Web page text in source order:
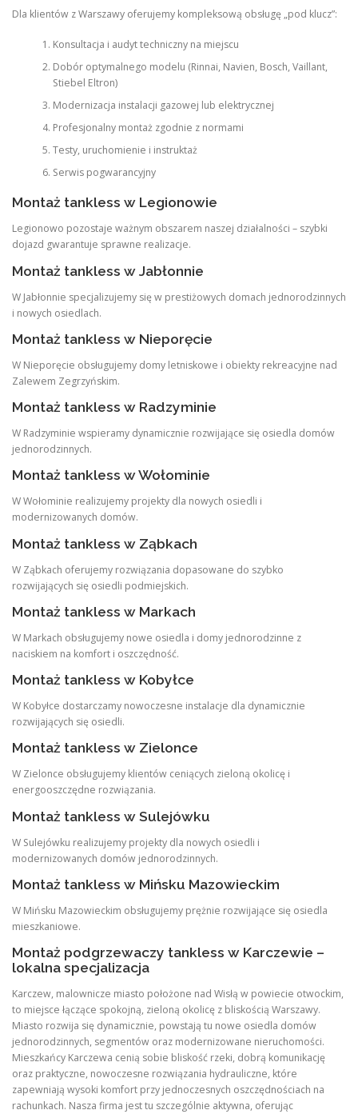
Dla klientów z Warszawy oferujemy kompleksową obsługę „pod klucz”:
Konsultacja i audyt techniczny na miejscu
Dobór optymalnego modelu (Rinnai, Navien, Bosch, Vaillant,
Stiebel Eltron)
Modernizacja instalacji gazowej lub elektrycznej
Profesjonalny montaż zgodnie z normami
Testy, uruchomienie i instruktaż
Serwis pogwarancyjny
Montaż tankless w Legionowie
Legionowo pozostaje ważnym obszarem naszej działalności – szybki
dojazd gwarantuje sprawne realizacje.
Montaż tankless w Jabłonnie
W Jabłonnie specjalizujemy się w prestiżowych domach jednorodzinnych
i nowych osiedlach.
Montaż tankless w Nieporęcie
W Nieporęcie obsługujemy domy letniskowe i obiekty rekreacyjne nad
Zalewem Zegrzyńskim.
Montaż tankless w Radzyminie
W Radzyminie wspieramy dynamicznie rozwijające się osiedla domów
jednorodzinnych.
Montaż tankless w Wołominie
W Wołominie realizujemy projekty dla nowych osiedli i
modernizowanych domów.
Montaż tankless w Ząbkach
W Ząbkach oferujemy rozwiązania dopasowane do szybko
rozwijających się osiedli podmiejskich.
Montaż tankless w Markach
W Markach obsługujemy nowe osiedla i domy jednorodzinne z
naciskiem na komfort i oszczędność.
Montaż tankless w Kobyłce
W Kobyłce dostarczamy nowoczesne instalacje dla dynamicznie
rozwijających się osiedli.
Montaż tankless w Zielonce
W Zielonce obsługujemy klientów ceniących zieloną okolicę i
energooszczędne rozwiązania.
Montaż tankless w Sulejówku
W Sulejówku realizujemy projekty dla nowych osiedli i
modernizowanych domów jednorodzinnych.
Montaż tankless w Mińsku Mazowieckim
W Mińsku Mazowieckim obsługujemy prężnie rozwijające się osiedla
mieszkaniowe.
Montaż podgrzewaczy tankless w Karczewie –
lokalna specjalizacja
Karczew, malownicze miasto położone nad Wisłą w powiecie otwockim,
to miejsce łączące spokojną, zieloną okolicę z bliskością Warszawy.
Miasto rozwija się dynamicznie, powstają tu nowe osiedla domów
jednorodzinnych, segmentów oraz modernizowane nieruchomości.
Mieszkańcy Karczewa cenią sobie bliskość rzeki, dobrą komunikację
oraz praktyczne, nowoczesne rozwiązania hydrauliczne, które
zapewniają wysoki komfort przy jednoczesnych oszczędnościach na
rachunkach. Nasza firma jest tu szczególnie aktywna, oferując